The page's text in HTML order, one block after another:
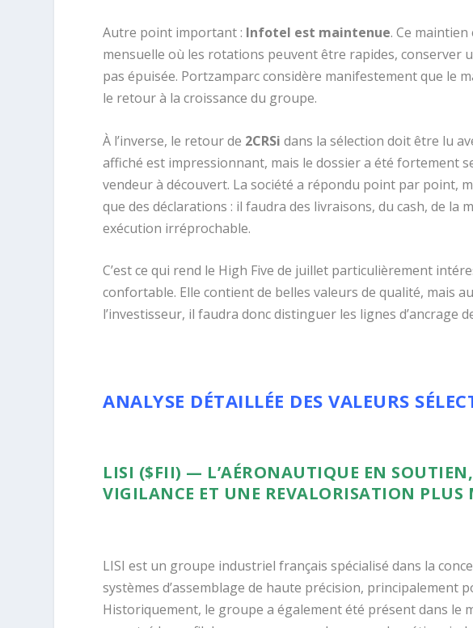
Autre point important : Infotel est maintenue. Ce
mensuelle où les rotations peuvent être rapides, conserver
pas épuisée. Portzamparc considère manifestement que le
le retour à la croissance du groupe.
À l’inverse, le retour de 2CRSi dans la sélection doit être lu
affiché est impressionnant, mais le dossier a été fortement
vendeur à découvert. La société a répondu point par point,
que des déclarations : il faudra des livraisons, du cash, de la
exécution irréprochable.
C’est ce qui rend le High Five de juillet particulièrement
confortable. Elle contient de belles valeurs de qualité, mais
l’investisseur, il faudra donc distinguer les lignes d’ancrage
ANALYSE DÉTAILLÉE DES VALEURS
LISI ($FII) — L’AÉRONAUTIQUE EN
VIGILANCE ET UNE REVALORISATION PLUS
LISI est un groupe industriel français spécialisé dans la
systèmes d’assemblage de haute précision, principalement
Historiquement, le groupe a également été présent dans le